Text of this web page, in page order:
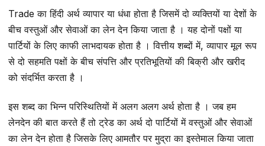
Trade का हिंदी अर्थ व्यापार या धंधा होता है जिसमें दो व्यक्तियों या देशों के
बीच वस्तुओं और सेवाओं का लेन देन किया जाता है । यह दोनों पक्षों या
पार्टियों के लिए काफी लाभदायक होता है । वित्तीय शब्दों में, व्यापार मूल रूप
से दो सहमति पक्षों के बीच संपत्ति और प्रतिभूतियों की बिक्री और खरीद
को संदर्भित करता है ।
इस शब्द का भिन्न परिस्थितियों में अलग अलग अर्थ होता है । जब हम
लेनदेन की बात करते हैं तो ट्रेड का अर्थ दो पार्टियों में वस्तुओं और सेवाओं
का लेन देन होता है जिसके लिए आमतौर पर मुद्रा का इस्तेमाल किया जाता